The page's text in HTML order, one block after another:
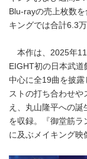
Blu-rayの売上枚数
キングでは合計6.3
本作は、2025年11
EIGHT初の日本武
中心に全19曲を披露
ストの打ち合わせ
え、丸山隆平への
を収録。『御堂筋
に及ぶメイキング映